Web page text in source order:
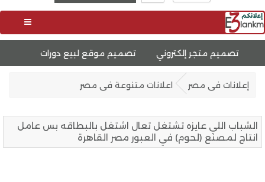
إلكتروني تصميم موقع لبيع دورات تصميم موقع مثل
إعلانات فى مصر اعلانات متنوعة فى مصر
الشباب اللي عايزه تشتغل تعال اشتغل بالبطاقه بس عامل
انتاج لمصنع (لحوم) في العبور مصر القاهرة